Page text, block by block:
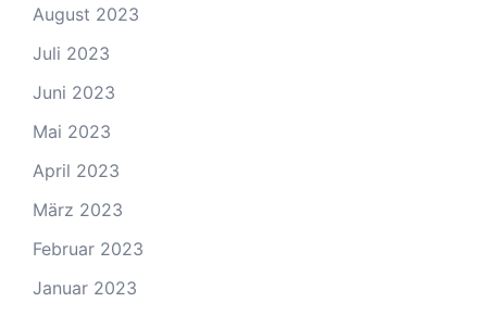
August 2023
Juli 2023
Juni 2023
Mai 2023
April 2023
März 2023
Februar 2023
Januar 2023